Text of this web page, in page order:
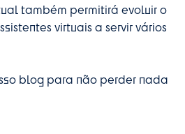
também permitirá evoluir o
virtuais a servir vários
blog para não perder nada